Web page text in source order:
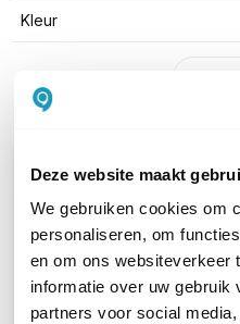
Deze website maakt
We gebruiken cookies om
personaliseren, om
en om ons websiteverkeer
informatie over uw gebruik
partners voor social
Kleur
WIL JIJ ADVIES
Vraag het
Bel ons
E-mail